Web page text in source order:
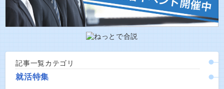
記事一覧カテゴリ
就活特集